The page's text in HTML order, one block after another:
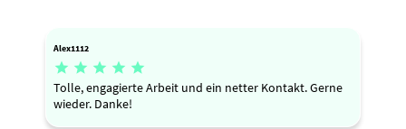
Alex1112
    
Tolle, engagierte Arbeit und ein netter Kontakt. Gerne
wieder. Danke!